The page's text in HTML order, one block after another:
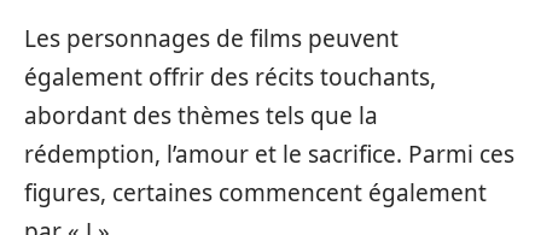
Les personnages de films peuvent
également offrir des récits touchants,
abordant des thèmes tels que la
rédemption, l’amour et le sacrifice. Parmi ces
figures, certaines commencent également